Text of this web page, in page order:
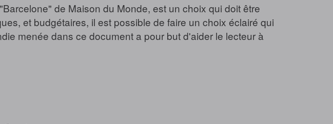
de Maison du Monde, est un choix qui doit être
et budgétaires, il est possible de faire un choix éclairé qui
menée dans ce document a pour but d'aider le lecteur à